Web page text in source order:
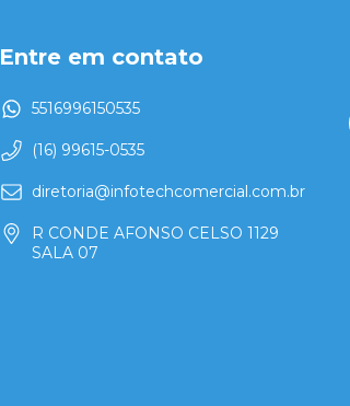
Entre em contato
5516996150535
(16) 99615-0535
diretoria@infotechcomercial.com.br
R CONDE AFONSO CELSO 1129
SALA 07